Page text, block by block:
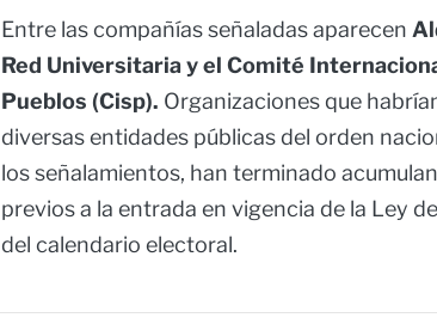
Entre las compañías señaladas aparecen
Red Universitaria y el Comité
Pueblos (Cisp). Organizaciones que
diversas entidades públicas del orden
los señalamientos, han terminado
previos a la entrada en vigencia de la Ley
del calendario electoral.